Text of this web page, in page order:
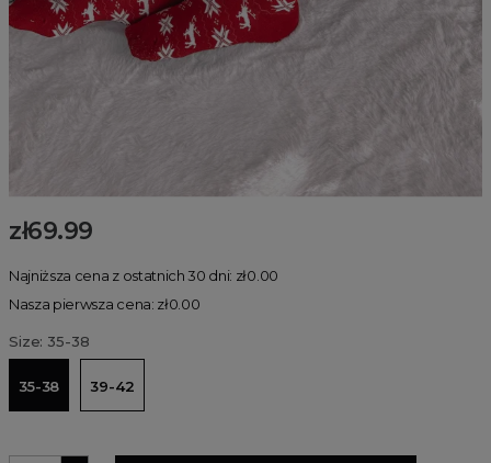
zł69.99
Najniższa cena z ostatnich 30 dni: zł0.00
Nasza pierwsza cena: zł0.00
Size: 35-38
35-38 39-42